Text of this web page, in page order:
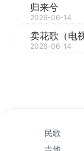
归来兮
2026-06-14
卖花歌（电
2026-06-14
民歌
吉他